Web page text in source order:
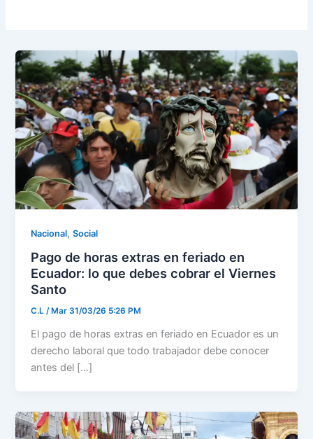
Nacional,Social
Pago de horas extras en feriado en
Ecuador: lo que debes cobrar el Viernes
Santo
C.L/ Mar 31/03/26 5:26 PM
El pago de horas extras en feriado en Ecuador es un
derecho laboral que todo trabajador debe conocer
antes del […]